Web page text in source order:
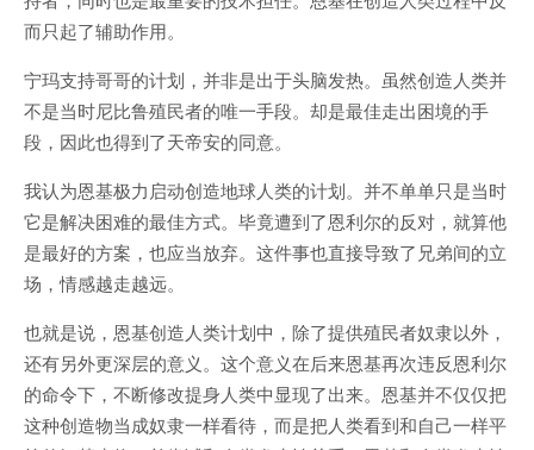
而只起了辅助作用。
宁玛支持哥哥的计划，并非是出于头脑发热。虽然创造人类并
不是当时尼比鲁殖民者的唯一手段。却是最佳走出困境的手
段，因此也得到了天帝安的同意。
我认为恩基极力启动创造地球人类的计划。并不单单只是当时
它是解决困难的最佳方式。毕竟遭到了恩利尔的反对，就算他
是最好的方案，也应当放弃。这件事也直接导致了兄弟间的立
场，情感越走越远。
也就是说，恩基创造人类计划中，除了提供殖民者奴隶以外，
还有另外更深层的意义。这个意义在后来恩基再次违反恩利尔
的命令下，不断修改提身人类中显现了出来。恩基并不仅仅把
这种创造物当成奴隶一样看待，而是把人类看到和自己一样平